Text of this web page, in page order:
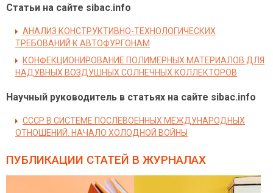
Статьи на сайте sibac.info
АНАЛИЗ КОНСТРУКТИВНО-ТЕХНОЛОГИЧЕСКИХ
ТРЕБОВАНИЙ К АВТОФУРГОНАМ
КОНФЕКЦИОНИРОВАНИЕ ПОЛИМЕРНЫХ МАТЕРИАЛОВ ДЛЯ
НАДУВНЫХ ВОЗДУШНЫХ СОЛНЕЧНЫХ КОЛЛЕКТОРОВ
Научный руководитель в статьях на сайте sibac.info
СССР В СИСТЕМЕ ПОСЛЕВОЕННЫХ МЕЖДУНАРОДНЫХ
ОТНОШЕНИЙ. НАЧАЛО ХОЛОДНОЙ ВОЙНЫ
ПУБЛИКАЦИИ СТАТЕЙ В ЖУРНАЛАХ